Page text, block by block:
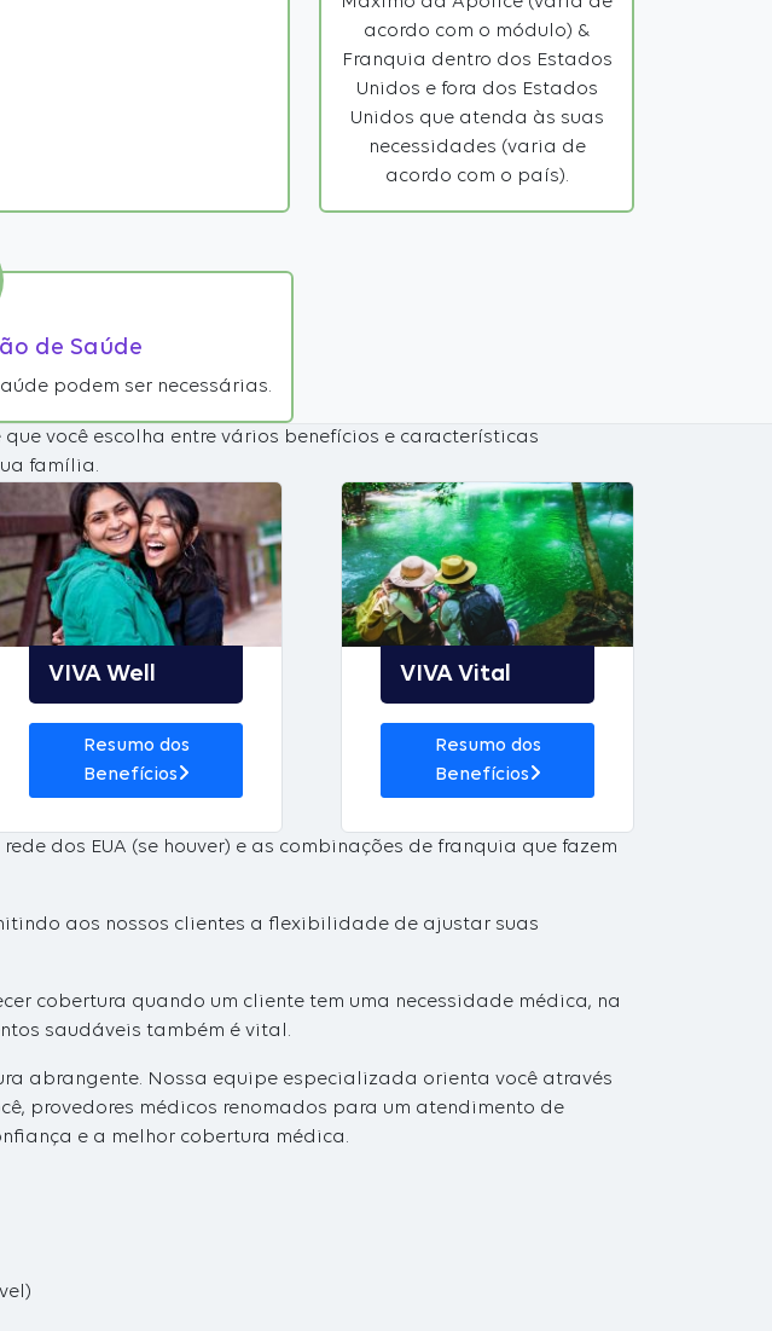
acordo com o módulo) &
Franquia dentro dos Estados
Unidos e fora dos Estados
Unidos que atenda às suas
necessidades (varia de
acordo com o país).
de Saúde
podem ser necessárias.
você escolha entre vários benefícios e características
família.
VIVA Well
Resumo dos
Benefícios
VIVA Vital
Resumo dos
Benefícios
dos EUA (se houver) e as combinações de franquia que fazem
aos nossos clientes a flexibilidade de ajustar suas
cobertura quando um cliente tem uma necessidade médica, na
saudáveis também é vital.
abrangente. Nossa equipe especializada orienta você através
provedores médicos renomados para um atendimento de
e a melhor cobertura médica.